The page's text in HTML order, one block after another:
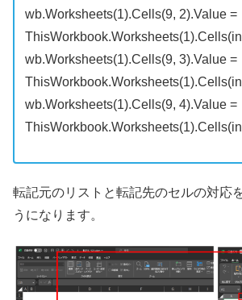
wb.Worksheets(1).Cells(9, 2).Value =
wb.Worksheets(1).Cells(9, 3).Value =
wb.Worksheets(1).Cells(9, 4).Value =
転記元のリストと転記先のセルの対応
うになります。